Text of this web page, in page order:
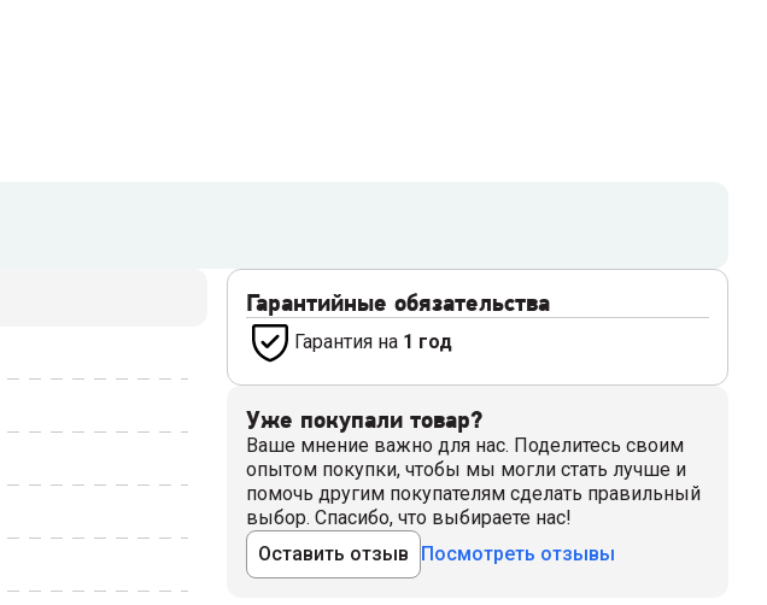
Гарантийные обязательства
Гарантия на 1 год
Уже покупали товар?
Ваше мнение важно для нас. Поделитесь своим
опытом покупки, чтобы мы могли стать лучше и
помочь другим покупателям сделать правильный
выбор. Спасибо, что выбираете нас!
Оставить отзыв
Посмотреть отзывы